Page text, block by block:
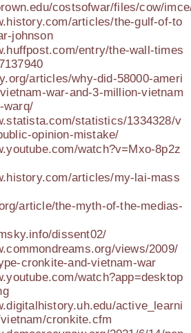
costsofwar/files/cow/
​a​r​t​i​c​l​e​s​/​t​h​e​-​g​u​l​f​-​o​f​-​t​o​
​j​o​h​n​son
​e​n​t​r​y​/​t​h​e​-​w​a​l​l​-​t​i​m​e​s​
​a​r​t​i​c​l​e​s​/​w​h​y​-​d​i​d​-​5​8​0​0​0​-​a​m​e​r​i​
​w​a​r​-​a​n​d​-​3​-​m​i​l​l​i​o​n​-​v​i​e​t​n​a​m​
​w​a​rq/
​s​t​a​t​i​s​t​i​c​s​/​1​3​3​4​3​2​8​/​v​
​o​p​i​n​i​o​n​-​m​i​s​t​a​ke/
​w​a​t​c​h​?​v​=​M​x​o​-​8​p​2​z​
​a​r​t​i​c​l​e​s​/​m​y​-​l​a​i​-​m​a​s​s​
​a​r​t​i​c​l​e​/​t​h​e​-​m​y​t​h​-​o​f​-​t​h​e​-​m​e​d​i​a​s​-​
​d​i​s​s​e​n​t​02/
​v​i​e​w​s​/​2​0​0​9​/​
​c​r​o​n​k​i​t​e​-​a​n​d​-​v​i​e​t​n​a​m​-​war
​w​a​t​c​h​?​a​p​p​=​d​e​s​k​t​o​p​
​a​c​t​i​v​e​_​l​e​a​r​n​i​
​c​r​o​n​k​i​t​e​.​cfm